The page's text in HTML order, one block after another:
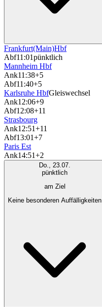
Frankfurt(Main)Hbf
Abf11:01pünktlich
Mannheim Hbf
Ank11:38+5
Abf11:40+5
Karlsruhe HbfGleiswechsel
Ank12:06+9
Abf12:08+11
Strasbourg
Ank12:51+11
Abf13:01+7
Paris Est
Ank14:51+2
Do., 23.07.
pünktlich
am Ziel
Keine besonderen Auffälligkeiten